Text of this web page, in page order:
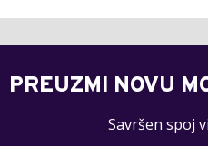
PREUZMI NOVU
Savršen spoj